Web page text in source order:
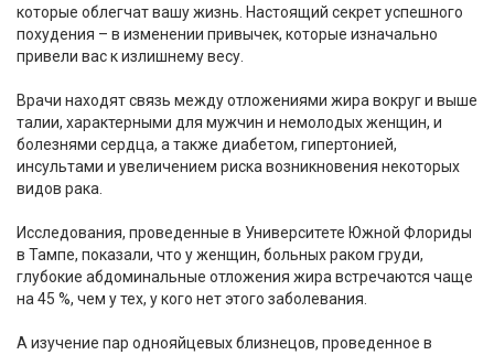
которые облегчат вашу жизнь. Настоящий секрет успешного
похудения – в изменении привычек, которые изначально
привели вас к излишнему весу.
Врачи находят связь между отложениями жира вокруг и выше
талии, характерными для мужчин и немолодых женщин, и
болезнями сердца, а также диабетом, гипертонией,
инсультами и увеличением риска возникновения некоторых
видов рака.
Исследования, проведенные в Университете Южной Флориды
в Тампе, показали, что у женщин, больных раком груди,
глубокие абдоминальные отложения жира встречаются чаще
на 45 %, чем у тех, у кого нет этого заболевания.
А изучение пар однояйцевых близнецов, проведенное в